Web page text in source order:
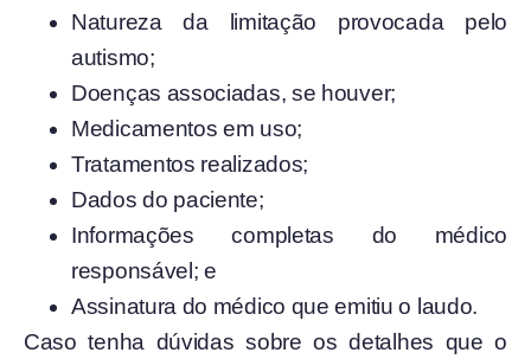
Natureza da limitação provocada pelo
autismo;
Doenças associadas, se houver;
Medicamentos em uso;
Tratamentos realizados;
Dados do paciente;
Informações completas do médico
responsável; e
Assinatura do médico que emitiu o laudo.
Caso tenha dúvidas sobre os detalhes que o